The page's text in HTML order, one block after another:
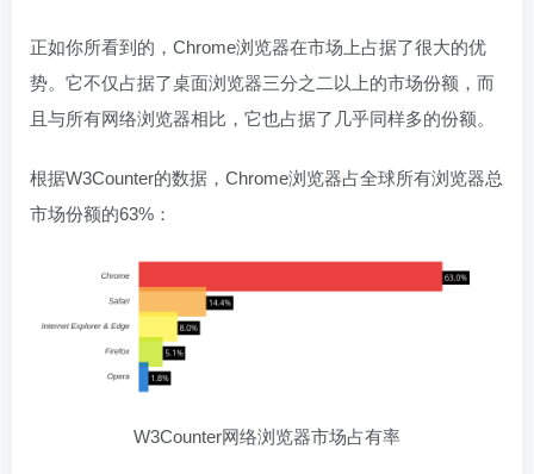
正如你所看到的，Chrome浏览器在市场上占据了很大的优
势。它不仅占据了桌面浏览器三分之二以上的市场份额，而
且与所有网络浏览器相比，它也占据了几乎同样多的份额。
根据W3Counter的数据，Chrome浏览器占全球所有浏览器总
市场份额的63%：
W3Counter网络浏览器市场占有率